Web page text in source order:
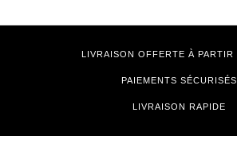
LIVRAISON OFFERTE À PARTIR
PAIEMENTS SÉCURISÉS
LIVRAISON RAPIDE